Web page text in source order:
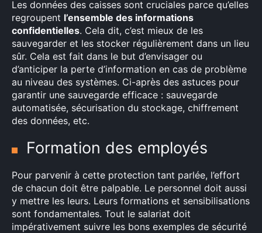
Les données des caisses sont cruciales parce qu’elles
regroupent l’ensemble des informations
confidentielles. Cela dit, c’est mieux de les
sauvegarder et les stocker régulièrement dans un lieu
sûr. Cela est fait dans le but d’envisager ou
d’anticiper la perte d’information en cas de problème
au niveau des systèmes. Ci-après des astuces pour
garantir une sauvegarde efficace : sauvegarde
automatisée, sécurisation du stockage, chiffrement
des données, etc.
Formation des employés
Pour parvenir à cette protection tant parlée, l’effort
de chacun doit être palpable. Le personnel doit aussi
y mettre les leurs. Leurs formations et sensibilisations
sont fondamentales. Tout le salariat doit
impérativement suivre les bons exemples de sécurité